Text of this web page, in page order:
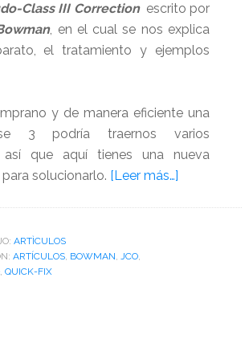
Class III Correctionescrito por
, en el cual se nos explica
el tratamiento y ejemplos
y de manera eficiente una
3 podría traernos varios
así que aquí tienes una nueva
solucionarlo. [Leer más…]acerca
ARTÌCULOS
ARTÍCULOS, BOWMAN, JCO,
, QUICK-FIX